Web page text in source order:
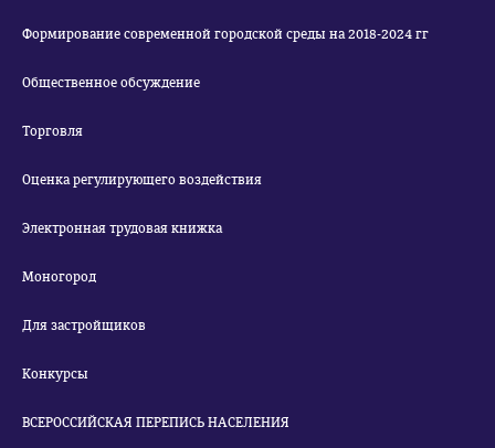
Формирование современной городской среды на 2018-2024 гг
Общественное обсуждение
Торговля
Оценка регулирующего воздействия
Электронная трудовая книжка
Моногород
Для застройщиков
Конкурсы
ВСЕРОССИЙСКАЯ ПЕРЕПИСЬ НАСЕЛЕНИЯ